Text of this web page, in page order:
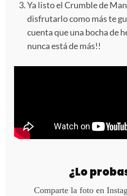
Ya listo el Crumble de
disfrutarlo como más te
cuenta que una bocha de
nunca está de más!!
¿Lo
Comparte la foto en